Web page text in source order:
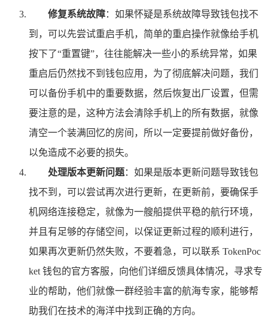
修复系统故障：如果怀疑是系统故障导致钱包找不
到，可以先尝试重启手机，简单的重启操作就像给手机
按下了“重置键”，往往能解决一些小的系统异常，如果
重启后仍然找不到钱包应用，为了彻底解决问题，我们
可以备份手机中的重要数据，然后恢复出厂设置，但需
要注意的是，这种方法会清除手机上的所有数据，就像
清空一个装满回忆的房间，所以一定要提前做好备份，
以免造成不必要的损失。
处理版本更新问题：如果是版本更新问题导致钱包
找不到，可以尝试再次进行更新，在更新前，要确保手
机网络连接稳定，就像为一艘船提供平稳的航行环境，
并且有足够的存储空间，以保证更新过程的顺利进行，
如果再次更新仍然失败，不要着急，可以联系 TokenPoc
ket 钱包的官方客服，向他们详细反馈具体情况，寻求专
业的帮助，他们就像一群经验丰富的航海专家，能够帮
助我们在技术的海洋中找到正确的方向。